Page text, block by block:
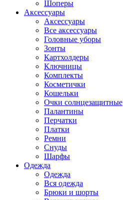
Шоперы
Аксессуары
Аксессуары
Все аксессуары
Головные уборы
Зонты
Картхолдеры
Ключницы
Комплекты
Косметички
Кошельки
Очки солнцезащитные
Палантины
Перчатки
Платки
Ремни
Снуды
Шарфы
Одежда
Одежда
Вся одежда
Брюки и шорты